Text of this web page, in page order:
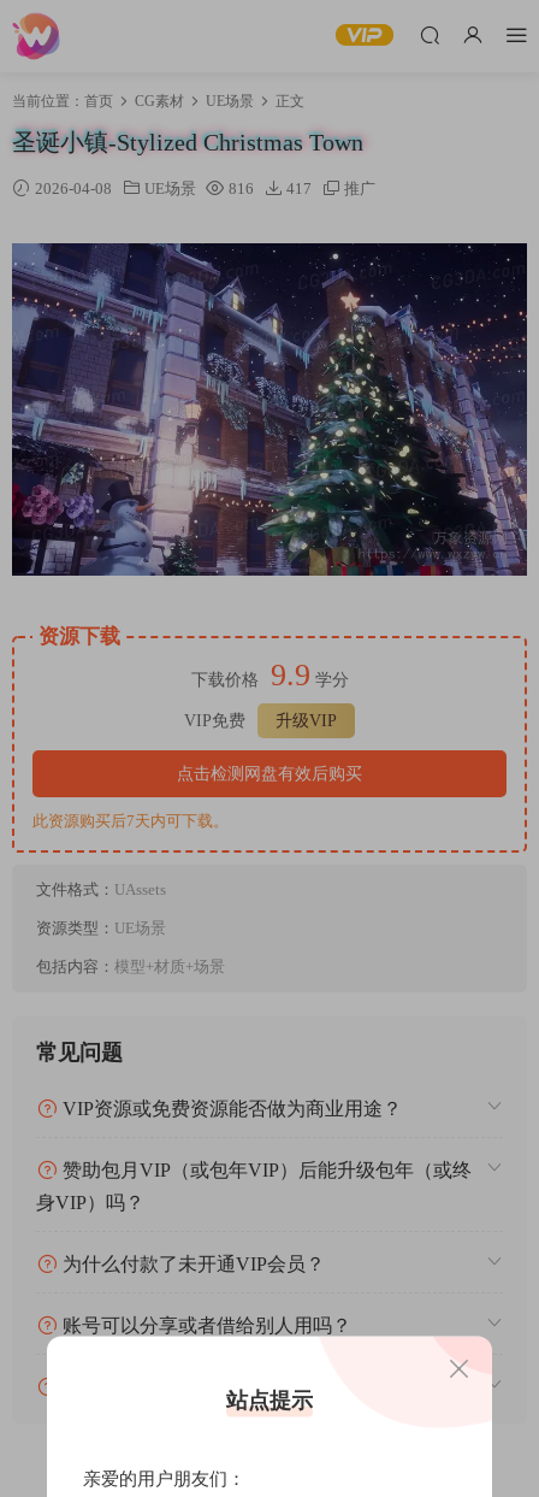
当前位置： 首页 CG素材 UE场景 正文
圣诞小镇-Stylized Christmas Town
2026-04-08 UE场景 816 417 推广
资源下载
下载价格 9.9 学分
VIP免费 升级VIP
点击检测网盘有效后购买
此资源购买后7天内可下载。
文件格式： UAssets
资源类型： UE场景
包括内容： 模型+材质+场景
常见问题
VIP资源或免费资源能否做为商业用途？
赞助包月VIP（或包年VIP）后能升级包年（或终
身VIP）吗？
为什么付款了未开通VIP会员？
账号可以分享或者借给别人用吗？
VIP会员剩余时间查询？
站点提示
亲爱的用户朋友们：